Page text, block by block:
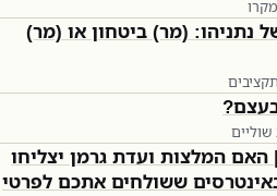
מקרו
נתניהו: (מר) ביטחון או (מר)
האם המלצות ועדת גרמן יצליחו
ששולחים אתכם לפרטי